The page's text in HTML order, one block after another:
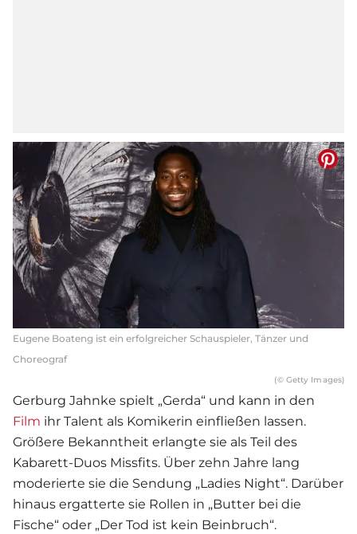
Eugene Boateng ist ein erfolgreicher Schauspieler, Tänzer und
Choreograf
(© Getty Images)
Gerburg Jahnke spielt „Gerda“ und kann in den
Film ihr Talent als Komikerin einfließen lassen.
Größere Bekanntheit erlangte sie als Teil des
Kabarett-Duos Missfits. Über zehn Jahre lang
moderierte sie die Sendung „Ladies Night“. Darüber
hinaus ergatterte sie Rollen in „Butter bei die
Fische“ oder „Der Tod ist kein Beinbruch“.